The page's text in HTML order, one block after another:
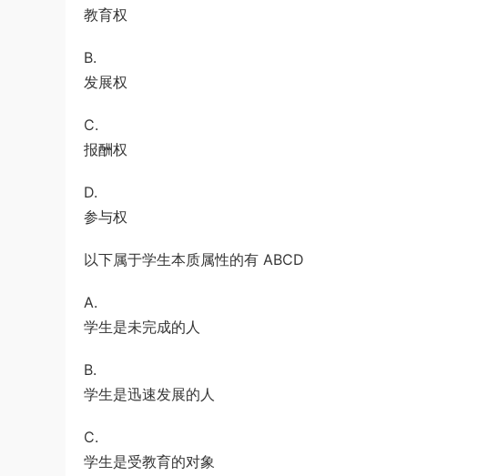
教育权
B.
发展权
C.
报酬权
D.
参与权
以下属于学生本质属性的有 ABCD
A.
学生是未完成的人
B.
学生是迅速发展的人
C.
学生是受教育的对象